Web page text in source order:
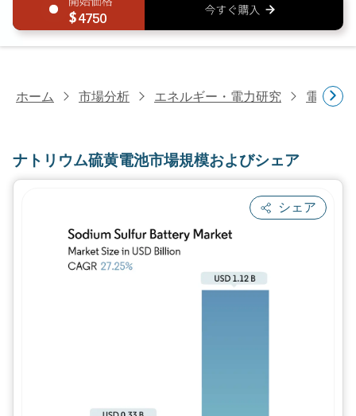
4750
ホーム 市場分析 エネルギー・電力研究 電池研究
ナトリウム硫黄電池市場規模およびシェア
シェア